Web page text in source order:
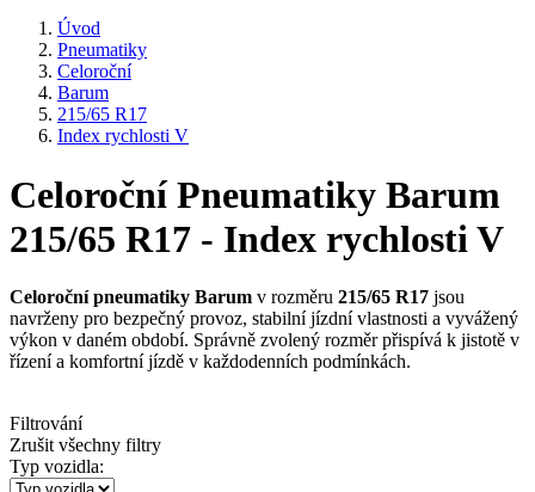
Úvod
Pneumatiky
Celoroční
Barum
215/65 R17
Index rychlosti V
Celoroční Pneumatiky Barum
215/65 R17 - Index rychlosti V
Celoroční pneumatiky Barum v rozměru 215/65 R17 jsou
navrženy pro bezpečný provoz, stabilní jízdní vlastnosti a vyvážený
výkon v daném období. Správně zvolený rozměr přispívá k jistotě v
řízení a komfortní jízdě v každodenních podmínkách.
Filtrování
Zrušit všechny filtry
Typ vozidla: